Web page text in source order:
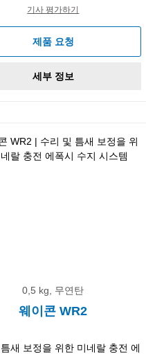
기사 평가하기
제품 요청
세부 정보
0,5 kg, 무연탄
웨이콘 WR2
새 보정을 위한 미네랄 충전 에